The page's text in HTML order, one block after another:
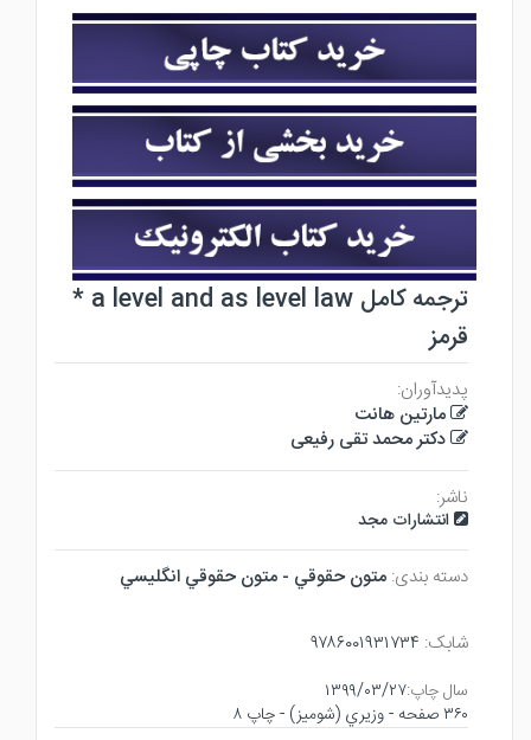
ترجمه کامل a level and as level law *
قرمز
پدیدآوران:
مارتین هانت
دکتر محمد تقی رفیعی
ناشر:
انتشارات مجد
دسته بندی: متون حقوقي - متون حقوقي انگليسي
شابک: ۹۷۸۶۰۰۱۹۳۱۷۳۴
سال چاپ:۱۳۹۹/۰۳/۲۷
۳۶۰ صفحه - وزيري (شوميز) - چاپ ۸